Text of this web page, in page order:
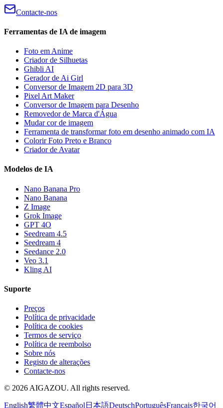
Contacte-nos
Ferramentas de IA de imagem
Foto em Anime
Criador de Silhuetas
Ghibli AI
Gerador de Ai Girl
Conversor de Imagem 2D para 3D
Pixel Art Maker
Conversor de Imagem para Desenho
Removedor de Marca d'Água
Mudar cor de imagem
Ferramenta de transformar foto em desenho animado com IA
Colorir Foto Preto e Branco
Criador de Avatar
Modelos de IA
Nano Banana Pro
Nano Banana
Z Image
Grok Image
GPT 4O
Seedream 4.5
Seedream 4
Seedance 2.0
Veo 3.1
Kling AI
Suporte
Preços
Política de privacidade
Política de cookies
Termos de serviço
Política de reembolso
Sobre nós
Registo de alterações
Contacte-nos
© 2026 AIGAZOU. All rights reserved.
English繁體中文Español 日本語DeutschPortuguêsFrançais한국어